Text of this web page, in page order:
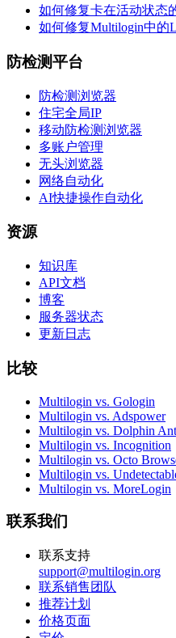
如何修复卡在活动状态
如何修复Multilogin中的
防检测平台
防检测浏览器
住宅全局IP
移动防检测浏览器
多账户管理
无头浏览器
网络自动化
AI快捷操作自动化
资源
知识库
API文档
博客
服务器状态
更新日志
比较
Multilogin vs. Gologin
Multilogin vs. Adspower
Multilogin vs. Dolphin
Multilogin vs. Incognition
Multilogin vs. Octo
Multilogin vs.
Multilogin vs. MoreLogin
联系我们
联系支持
support@multilogin.org
联系销售团队
推荐计划
价格页面